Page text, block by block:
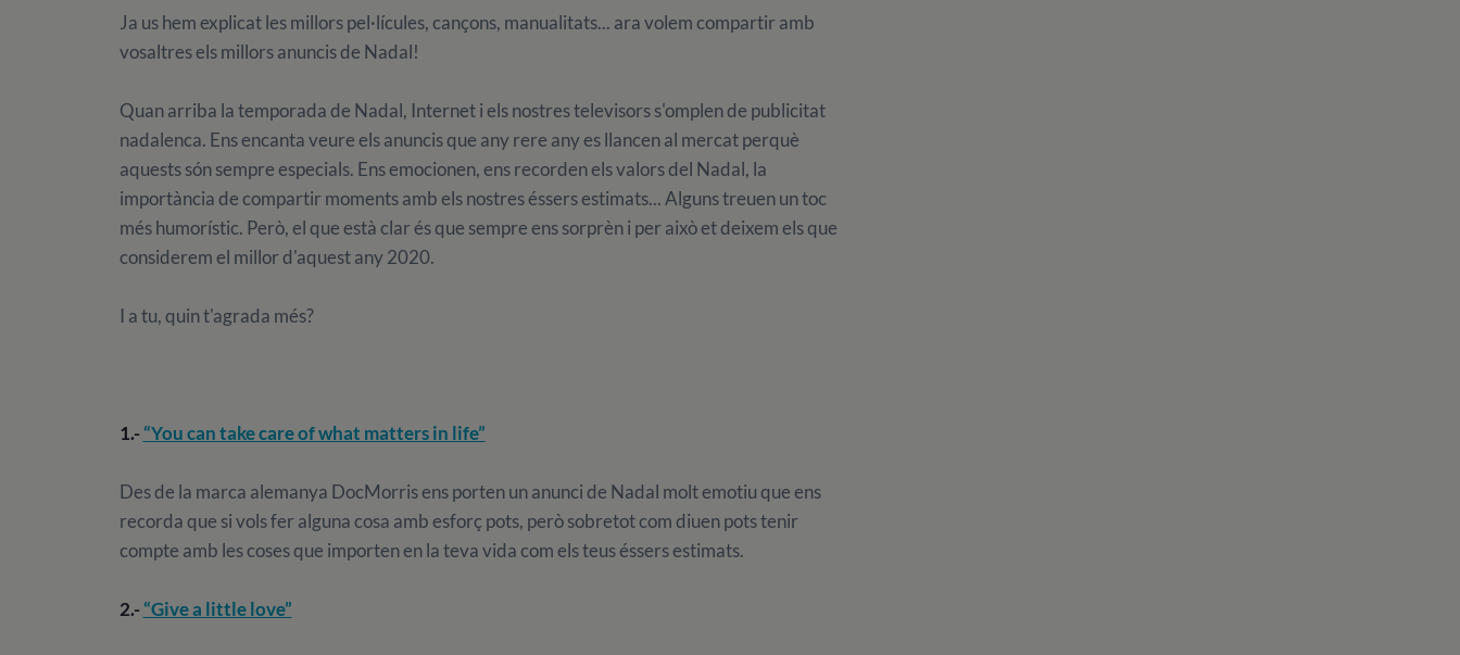
Ja us hem explicat les millors pel·lícules, cançons, manualitats... ara volem compartir amb
vosaltres els millors anuncis de Nadal!
Quan arriba la temporada de Nadal, Internet i els nostres televisors s'omplen de publicitat
nadalenca. Ens encanta veure els anuncis que any rere any es llancen al mercat perquè
aquests són sempre especials. Ens emocionen, ens recorden els valors del Nadal, la
importància de compartir moments amb els nostres éssers estimats... Alguns treuen un toc
més humorístic. Però, el que està clar és que sempre ens sorprèn i per això et deixem els que
considerem el millor d'aquest any 2020.
I a tu, quin t'agrada més?
1.-“You can take care of what matters in life”
Des de la marca alemanya DocMorris ens porten un anunci de Nadal molt emotiu que ens
recorda que si vols fer alguna cosa amb esforç pots, però sobretot com diuen pots tenir
compte amb les coses que importen en la teva vida com els teus éssers estimats.
2.-“Give a little love”